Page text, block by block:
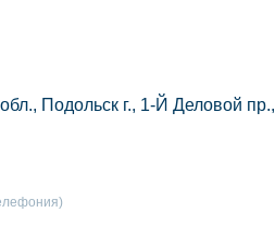
Подольск г., 1-Й Деловой пр.,